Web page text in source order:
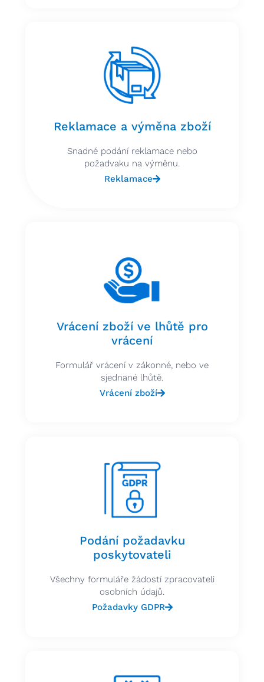
Reklamace a výměna zboží
Snadné podání reklamace nebo
požadvaku na výměnu.
Reklamace
Vrácení zboží ve lhůtě pro
vrácení
Formulář vrácení v zákonné, nebo ve
sjednané lhůtě.
Vrácení zboží
Podání požadavku
poskytovateli
Všechny formuláře žádostí zpracovateli
osobních údajů.
Požadavky GDPR